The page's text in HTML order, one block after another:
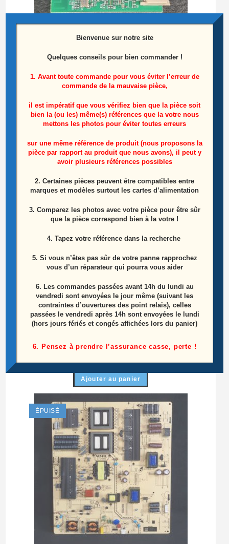
Module Bluetooth télé Edenwood ED6505UHD
10,00€
Ensemble haut parleurs télé Edenwood
15,00€
Ajouter au panier
ÉPUISÉ
Bienvenue sur notre site
Quelques conseils pour bien commander !
1. Avant toute commande pour vous éviter l’erreur de
commande de la mauvaise pièce,
il est impératif que vous vérifiez bien que la pièce soit
bien la (ou les) même(s) références que la votre nous
mettons les photos pour éviter toutes erreurs
sur une même référence de produit (nous proposons la
pièce par rapport au produit que nous avons), il peut y
avoir plusieurs références possibles
2. Certaines pièces peuvent être compatibles entre
marques et modèles surtout les cartes d’alimentation
3. Comparez les photos avec votre pièce pour être sûr
que la pièce correspond bien à la votre !
4. Tapez votre référence dans la recherche
5. Si vous n’êtes pas sûr de votre panne rapprochez
vous d’un réparateur qui pourra vous aider
6. Les commandes passées avant 14h du lundi au
vendredi sont envoyées le jour même (suivant les
contraintes d’ouvertures des point relais), celles
passées le vendredi après 14h sont envoyées le lundi
(hors jours fériés et congés affichées lors du panier)
6. Pensez à prendre l’assurance casse, perte !